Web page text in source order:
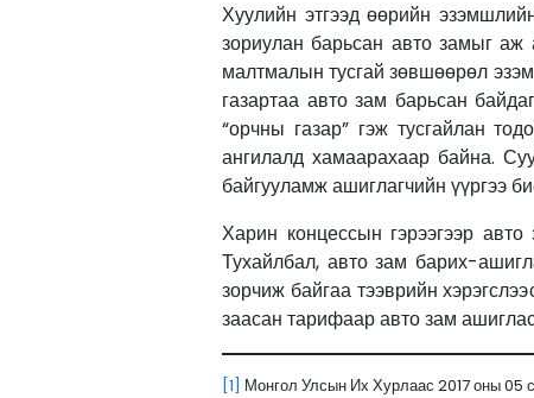
Хуулийн этгээд өөрийн
зориулан барьсан авто замыг аж
малтмалын тусгай зөвшөөрөл
газартаа авто зам барьсан
“орчны газар” гэж тусгайлан
ангилалд хамаарахаар байна.
байгууламж ашиглагчийн үүргээ
Харин концессын гэрээгээр
Тухайлбал, авто зам барих-
зорчиж байгаа тээврийн
заасан тарифаар авто зам
[1] Монгол Улсын Их Хурлаас 2017 оны 05